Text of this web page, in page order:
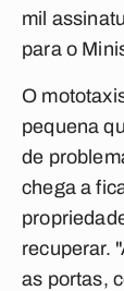
mil
para o
O
pequena
de
chega a
recuperar.
as portas,